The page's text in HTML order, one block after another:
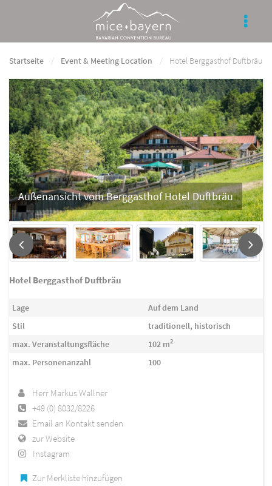
Startseite Event & Meeting Location Hotel Berggasthof Duftbräu
Außenansicht vom Berggasthof Hotel Duftbräu
Hotel Berggasthof Duftbräu
Lage
Auf dem Land
Stil
traditionell, historisch
max. Veranstaltungsfläche
102 m2
max. Personenanzahl 100
Herr Markus Wallner
+49 (0) 8032/8226
Email an Kontakt senden
zur Website
Instagram
Zur Merkliste hinzufügen